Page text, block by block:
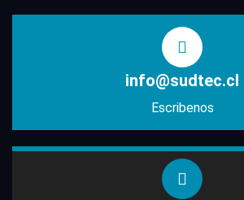
info@sudtec.cl
Escribenos